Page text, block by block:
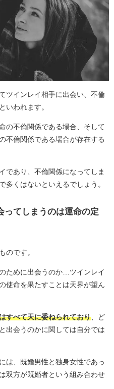
ツインレイ相手に出会い、不倫
いわれます。
の不倫関係である場合、そして
不倫関係である場合が存在する
であり、不倫関係になってしま
多くはないといえるでしょう。
ってしまうのは運命の定
のです。
ために出会うのか…ツインレイ
使命を果たすことは天界が望ん
すべて天に委ねられており 、ど
出会うのかに関しては自分では
は、既婚男性と独身女性であっ
双方が既婚者という組み合わせ